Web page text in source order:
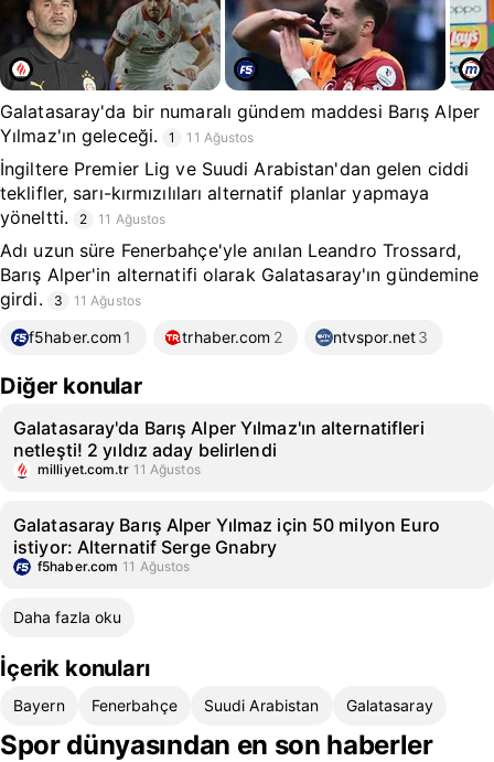
Galatasaray'da bir numaralı gündem maddesi Barış Alper
Yılmaz'ın geleceği.
1 11 Ağustos
İngiltere Premier Lig ve Suudi Arabistan'dan gelen ciddi
teklifler, sarı-kırmızılıları alternatif planlar yapmaya
yöneltti.
2 11 Ağustos
Adı uzun süre Fenerbahçe'yle anılan Leandro Trossard,
Barış Alper'in alternatifi olarak Galatasaray'ın gündemine
girdi.
3 11 Ağustos
f5haber.com 1 trhaber.com 2 ntvspor.net3
Diğer konular
Galatasaray'da Barış Alper Yılmaz'ın alternatifleri
netleşti! 2 yıldız aday belirlendi
milliyet.com.tr 11 Ağustos
Galatasaray Barış Alper Yılmaz için 50 milyon Euro
istiyor: Alternatif Serge Gnabry
f5haber.com 11 Ağustos
Daha fazla oku
İçerik konuları
Bayern Fenerbahçe Suudi Arabistan Galatasaray
Spor dünyasından en son haberler